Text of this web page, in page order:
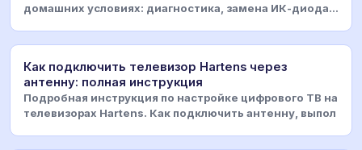
домашних условиях: диагностика, замена ИК-диода,
Как подключить телевизор Hartens через
антенну: полная инструкция
Подробная инструкция по настройке цифрового ТВ на
телевизорах Hartens. Как подключить антенну, выпол